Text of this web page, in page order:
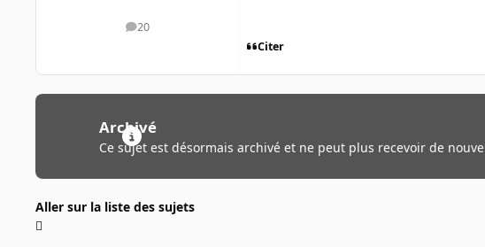
20
messages
Citer
Archivé
Ce sujet est désormais archivé et ne peut plus recevoir de
Aller sur la liste des sujets